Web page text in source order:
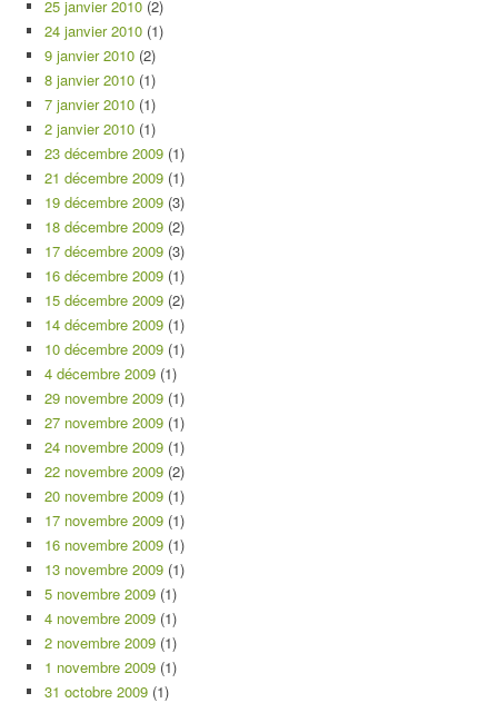
25 janvier 2010 (2)
24 janvier 2010 (1)
9 janvier 2010 (2)
8 janvier 2010 (1)
7 janvier 2010 (1)
2 janvier 2010 (1)
23 décembre 2009 (1)
21 décembre 2009 (1)
19 décembre 2009 (3)
18 décembre 2009 (2)
17 décembre 2009 (3)
16 décembre 2009 (1)
15 décembre 2009 (2)
14 décembre 2009 (1)
10 décembre 2009 (1)
4 décembre 2009 (1)
29 novembre 2009 (1)
27 novembre 2009 (1)
24 novembre 2009 (1)
22 novembre 2009 (2)
20 novembre 2009 (1)
17 novembre 2009 (1)
16 novembre 2009 (1)
13 novembre 2009 (1)
5 novembre 2009 (1)
4 novembre 2009 (1)
2 novembre 2009 (1)
1 novembre 2009 (1)
31 octobre 2009 (1)